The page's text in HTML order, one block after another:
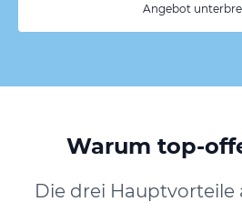
Angebot
Warum top-
Die drei Hauptvorteile